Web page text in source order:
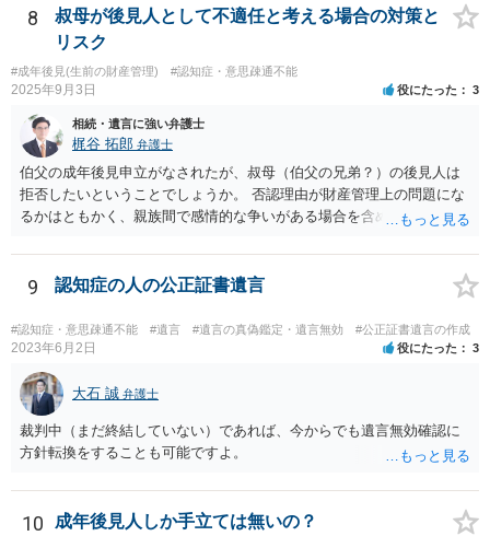
が期待できるのかも不明です。 お母様の相続が開始するまで、ご質問
主としては行動を起こす必要がないように思えますが、いかがでしょ
うか。
8
叔母が後見人として不適任と考える場合の対策と
リスク
#成年後見(生前の財産管理) #認知症・意思疎通不能
2025年9月3日 役にたった 3
相続・遺言に強い弁護士
梶谷 拓郎 弁護士
伯父の成年後見申立がなされたが、叔母（伯父の兄弟？）の後見人は
拒否したいということでしょうか。 否認理由が財産管理上の問題にな
るかはともかく、親族間で感情的な争いがある場合を含めて問題があ
選任を希望する旨意見で記載すると良いと思われます。 もちろん専門
職後見人ですから、伯父さんの負担で毎月３万３０００円ないし５万
５０００円の後見人報酬がつきますが、叔母さんが信用できないとい
うことであれば、少ない負担であると思われます。
9 認知症の人の公正証書遺言
#認知症・意思疎通不能 #遺言 #遺言の真偽鑑定・遺言無効 #公正証書遺言の作成
2023年6月2日 役にたった 3
大石 誠 弁護士
裁判中（まだ終結していない）であれば、今からでも遺言無効確認に
方針転換をすることも可能ですよ。
10 成年後見人しか手立ては無いの？